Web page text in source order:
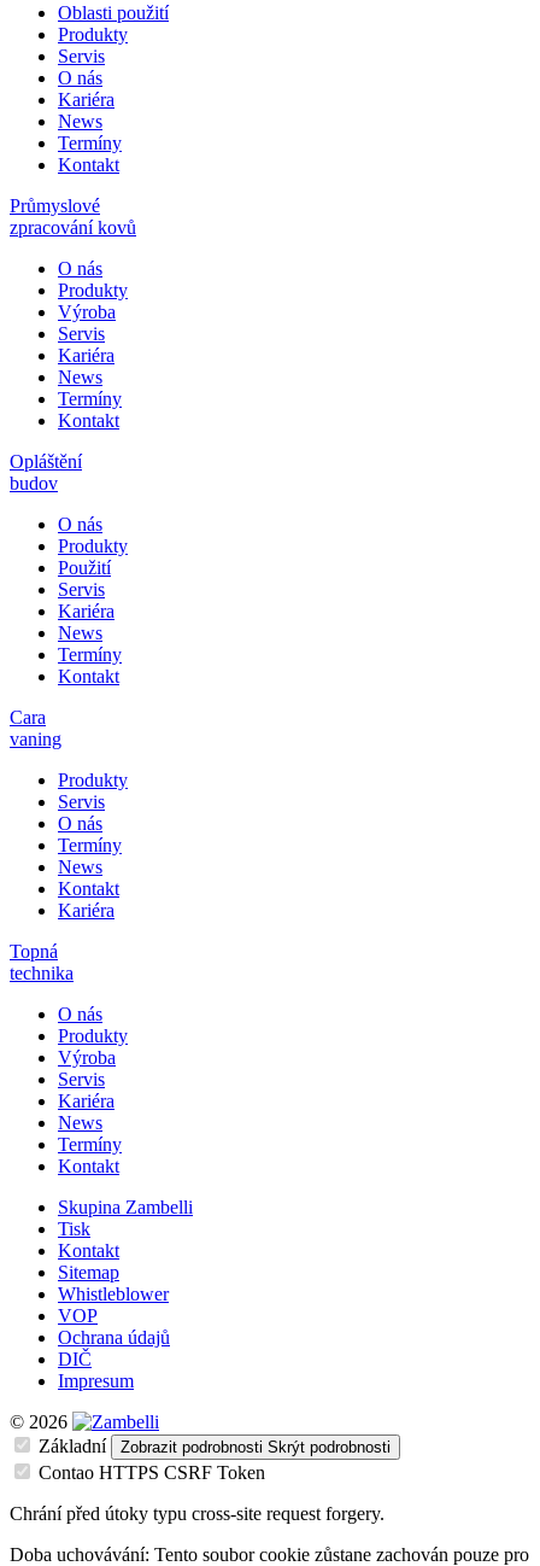
Oblasti použití
Produkty
Servis
O nás
Kariéra
News
Termíny
Kontakt
Průmyslové
zpracování kovů
O nás
Produkty
Výroba
Servis
Kariéra
News
Termíny
Kontakt
Opláštění
budov
O nás
Produkty
Použití
Servis
Kariéra
News
Termíny
Kontakt
Cara
vaning
Produkty
Servis
O nás
Termíny
News
Kontakt
Kariéra
Topná
technika
O nás
Produkty
Výroba
Servis
Kariéra
News
Termíny
Kontakt
Skupina Zambelli
Tisk
Kontakt
Sitemap
Whistleblower
VOP
Ochrana údajů
DIČ
Impresum
© 2026
Základní
Zobrazit podrobnosti Skrýt podrobnosti
Contao HTTPS CSRF Token
Chrání před útoky typu cross-site request forgery.
Doba uchovávání: Tento soubor cookie zůstane zachován pouze pro